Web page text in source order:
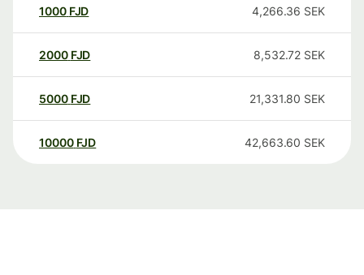
1000 FJD 4,266.36 SEK
2000 FJD 8,532.72 SEK
5000 FJD 21,331.80 SEK
10000 FJD 42,663.60 SEK